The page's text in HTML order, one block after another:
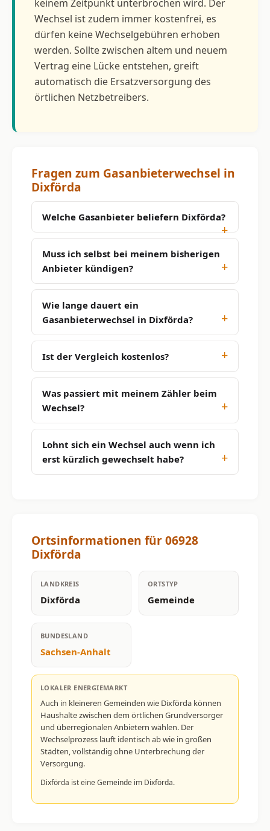
keinem Zeitpunkt unterbrochen wird. Der
Wechsel ist zudem immer kostenfrei, es
dürfen keine Wechselgebühren erhoben
werden. Sollte zwischen altem und neuem
Vertrag eine Lücke entstehen, greift
automatisch die Ersatzversorgung des
örtlichen Netzbetreibers.
Fragen zum Gasanbieterwechsel in
Dixförda
Welche Gasanbieter beliefern Dixförda?
Muss ich selbst bei meinem bisherigen
Anbieter kündigen?
Wie lange dauert ein
Gasanbieterwechsel in Dixförda?
Ist der Vergleich kostenlos?
Was passiert mit meinem Zähler beim
Wechsel?
Lohnt sich ein Wechsel auch wenn ich
erst kürzlich gewechselt habe?
Ortsinformationen für 06928
Dixförda
LANDKREIS
Dixförda
ORTSTYP
Gemeinde
BUNDESLAND
Sachsen-Anhalt
LOKALER ENERGIEMARKT
Auch in kleineren Gemeinden wie Dixförda können
Haushalte zwischen dem örtlichen Grundversorger
und überregionalen Anbietern wählen. Der
Wechselprozess läuft identisch ab wie in großen
Städten, vollständig ohne Unterbrechung der
Versorgung.
Dixförda ist eine Gemeinde im Dixförda.